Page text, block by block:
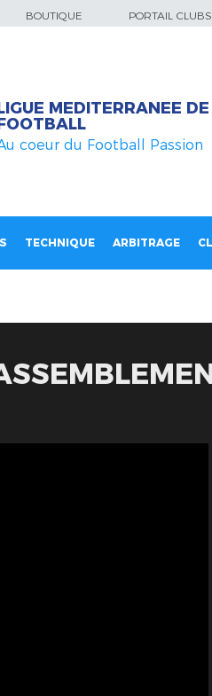
BOUTIQUE PORTAIL CLUBS
MEDITERRANEE DE
coeur du Football Passion
TECHNIQUE ARBITRAGE